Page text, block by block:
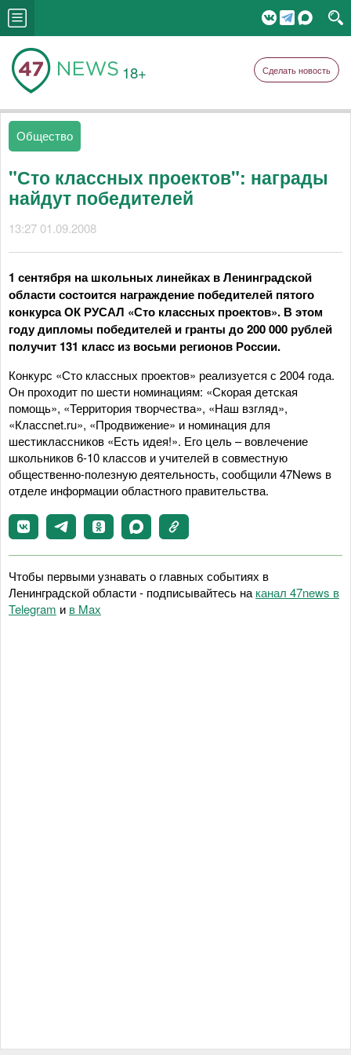
18+ Сделать новость
Общество
"Сто классных проектов": награды
найдут победителей
13:27 01.09.2008
1 сентября на школьных линейках в Ленинградской
области состоится награждение победителей пятого
конкурса ОК РУСАЛ «Сто классных проектов». В этом
году дипломы победителей и гранты до 200 000 рублей
получит 131 класс из восьми регионов России.
Конкурс «Сто классных проектов» реализуется с 2004 года.
Он проходит по шести номинациям: «Скорая детская
помощь», «Территория творчества», «Наш взгляд»,
«Классnet.ru», «Продвижение» и номинация для
шестиклассников «Есть идея!». Его цель – вовлечение
школьников 6-10 классов и учителей в совместную
общественно-полезную деятельность, сообщили 47News в
отделе информации областного правительства.
Чтобы первыми узнавать о главных событиях в
Ленинградской области - подписывайтесь на канал 47news в
Telegram и в Maх